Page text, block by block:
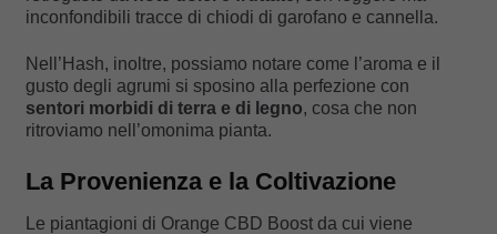
inconfondibili tracce di chiodi di garofano e cannella.
Nell’Hash, inoltre, possiamo notare come l’aroma e il
gusto degli agrumi si sposino alla perfezione con
sentori morbidi di terra e di legno, cosa che non
ritroviamo nell’omonima pianta.
La Provenienza e la Coltivazione
Le piantagioni di Orange CBD Boost da cui viene